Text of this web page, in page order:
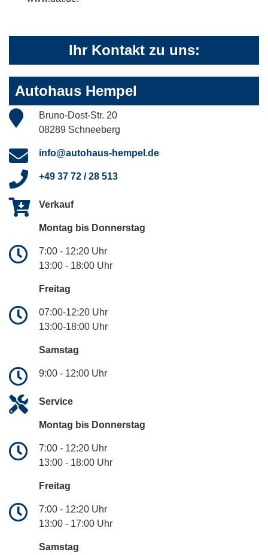
Ihr Kontakt zu uns:
Autohaus Hempel
Bruno-Dost-Str. 20
08289 Schneeberg
info@autohaus-hempel.de
+49 37 72 / 28 513
Verkauf
Montag bis Donnerstag
7:00 - 12:20 Uhr
13:00 - 18:00 Uhr
Freitag
07:00-12:20 Uhr
13:00-18:00 Uhr
Samstag
9:00 - 12:00 Uhr
Service
Montag bis Donnerstag
7:00 - 12:20 Uhr
13:00 - 18:00 Uhr
Freitag
7:00 - 12:20 Uhr
13:00 - 17:00 Uhr
Samstag